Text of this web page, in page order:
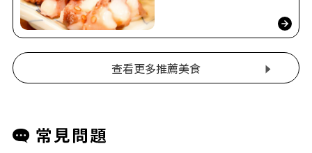
查看更多推薦美食